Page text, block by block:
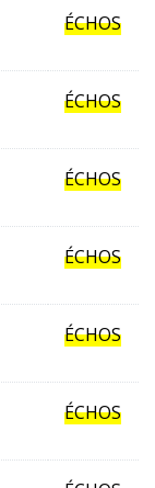
ÉCHOS
ÉCHOS
ÉCHOS
ÉCHOS
ÉCHOS
ÉCHOS